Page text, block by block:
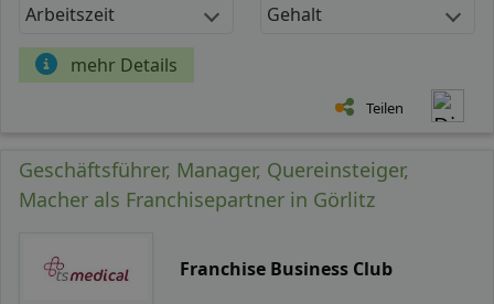
Arbeitszeit Gehalt
mehr Details
Teilen
Geschäftsführer, Manager, Quereinsteiger,
Macher als Franchisepartner in Görlitz
Franchise Business Club